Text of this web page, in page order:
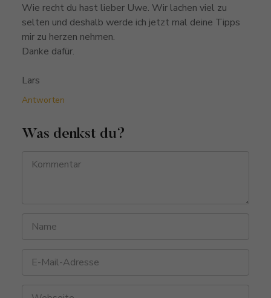
Wie recht du hast lieber Uwe. Wir lachen viel zu
selten und deshalb werde ich jetzt mal deine Tipps
mir zu herzen nehmen.
Danke dafür.
Lars
Antworten
Was denkst du?